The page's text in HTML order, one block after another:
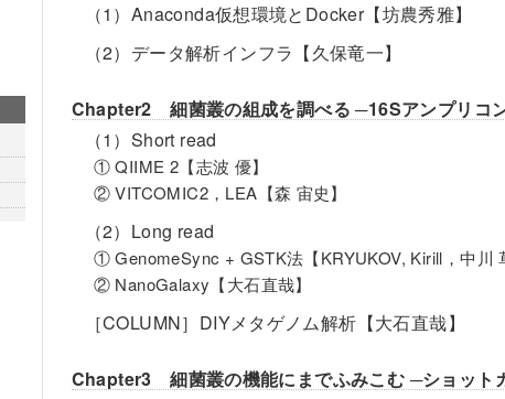
（1）Anaconda仮想環境とDocker【坊農秀雅】
（2）データ解析インフラ【久保竜一】
Chapter2 細菌叢の組成を調べる ─16Sアンプリコ
（1）Short read
① QIIME 2【志波 優】
② VITCOMIC2，LEA【森 宙史】
（2）Long read
① GenomeSync + GSTK法【KRYUKOV, Kirill，中川
② NanoGalaxy【大石直哉】
［COLUMN］DIYメタゲノム解析【大石直哉】
Chapter3 細菌叢の機能にまでふみこむ ─ショット